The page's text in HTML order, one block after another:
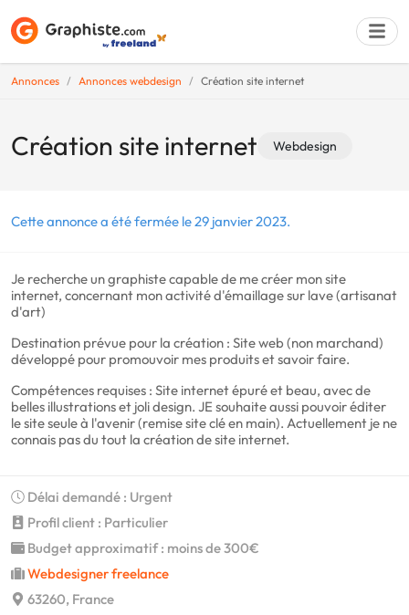
Annonces Annonces webdesign Création site internet
Création site internet Webdesign
Cette annonce a été fermée le 29 janvier 2023.
Je recherche un graphiste capable de me créer mon site
internet, concernant mon activité d'émaillage sur lave (artisanat
d'art)
Destination prévue pour la création : Site web (non marchand)
développé pour promouvoir mes produits et savoir faire.
Compétences requises : Site internet épuré et beau, avec de
belles illustrations et joli design. JE souhaite aussi pouvoir éditer
le site seule à l'avenir (remise site clé en main). Actuellement je ne
connais pas du tout la création de site internet.
Délai demandé : Urgent
Profil client : Particulier
Budget approximatif : moins de 300€
Webdesigner freelance
63260, France